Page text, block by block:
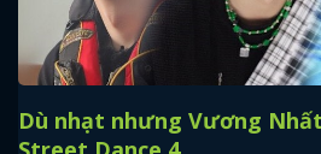
Dù nhạt nhưng Vương